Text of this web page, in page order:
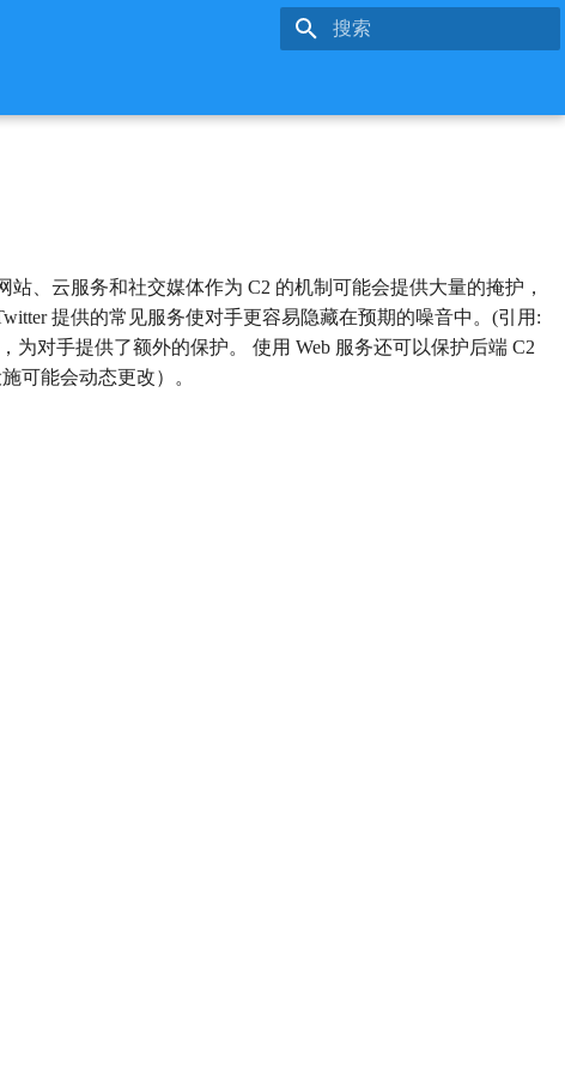
、云服务和社交媒体作为 C2 的机制可能会提供大量的掩护，
提供的常见服务使对手更容易隐藏在预期的噪音中。(引用:
为对手提供了额外的保护。 使用 Web 服务还可以保护后端 C2
可能会动态更改）。